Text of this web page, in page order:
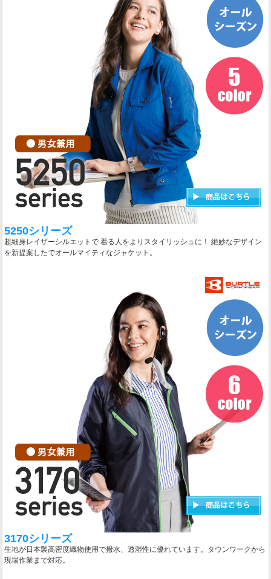
5250シリーズ
超細身レイザーシルエットで 着る人をよりスタイリッシュに！ 絶妙なデザイン
を新提案したでオールマイティなジャケット。
3170シリーズ
生地が日本製高密度織物使用で撥水、透湿性に優れています。タウンワークから
現場作業まで対応。